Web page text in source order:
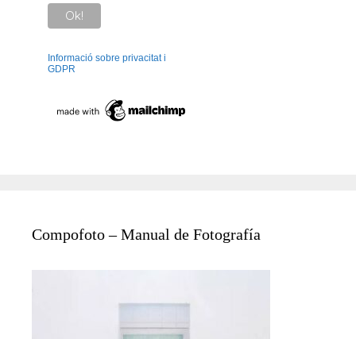
Informació sobre privacitat i
GDPR
Compofoto – Manual de Fotografía